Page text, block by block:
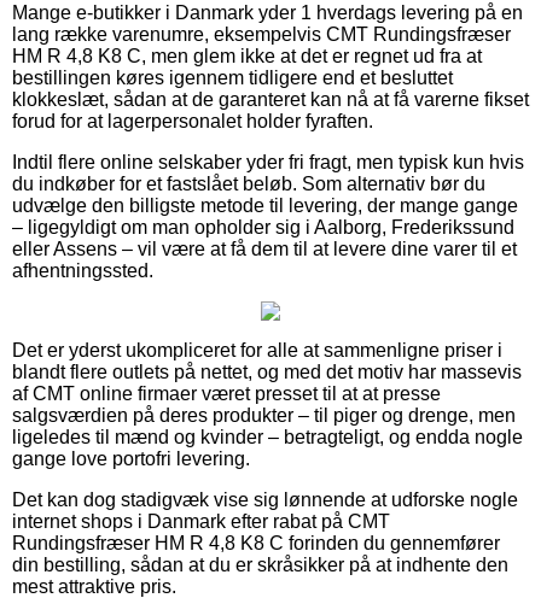
Mange e-butikker i Danmark yder 1 hverdags levering på en
lang række varenumre, eksempelvis CMT Rundingsfræser
HM R 4,8 K8 C, men glem ikke at det er regnet ud fra at
bestillingen køres igennem tidligere end et besluttet
klokkeslæt, sådan at de garanteret kan nå at få varerne fikset
forud for at lagerpersonalet holder fyraften.
Indtil flere online selskaber yder fri fragt, men typisk kun hvis
du indkøber for et fastslået beløb. Som alternativ bør du
udvælge den billigste metode til levering, der mange gange
– ligegyldigt om man opholder sig i Aalborg, Frederikssund
eller Assens – vil være at få dem til at levere dine varer til et
afhentningssted.
Det er yderst ukompliceret for alle at sammenligne priser i
blandt flere outlets på nettet, og med det motiv har massevis
af CMT online firmaer været presset til at at presse
salgsværdien på deres produkter – til piger og drenge, men
ligeledes til mænd og kvinder – betragteligt, og endda nogle
gange love portofri levering.
Det kan dog stadigvæk vise sig lønnende at udforske nogle
internet shops i Danmark efter rabat på CMT
Rundingsfræser HM R 4,8 K8 C forinden du gennemfører
din bestilling, sådan at du er skråsikker på at indhente den
mest attraktive pris.